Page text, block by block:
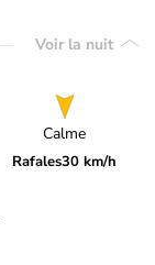
Voir la nuit
Calme
Rafales30 km/h